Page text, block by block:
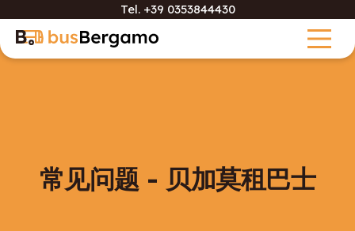
Tel. +39 0353844430
常见问题 - 贝加莫租巴士